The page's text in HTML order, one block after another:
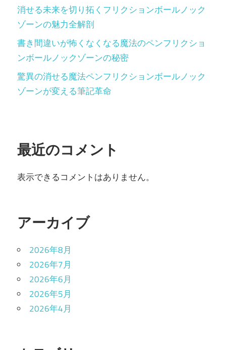
消せる未来を切り拓くフリクションボールノック
ゾーンの魅力全解剖
書き間違いが怖くなくなる魔法のペンフリクショ
ンボールノックゾーンの秘密
驚異の消せる魔法ペンフリクションボールノック
ゾーンが変える筆記革命
最近のコメント
表示できるコメントはありません。
アーカイブ
2026年8月
2026年7月
2026年6月
2026年5月
2026年4月